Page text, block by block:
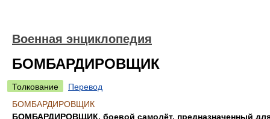
Военная энциклопедия
БОМБАРДИРОВЩИК
Толкование
Перевод
БОМБАРДИРОВЩИК
БОМБАРДИРОВЩИК, боевой самолёт, предназначенный